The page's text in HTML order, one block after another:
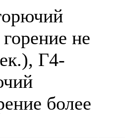
не
Г4-
более